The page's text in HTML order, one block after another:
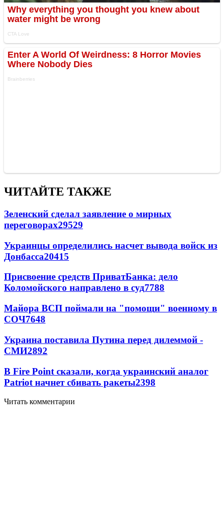
ЧИТАЙТЕ ТАКЖЕ
Зеленский сделал заявление о мирных
переговорах29529
Украинцы определились насчет вывода войск из
Донбасса20415
Присвоение средств ПриватБанка: дело
Коломойского направлено в суд7788
Майора ВСП поймали на "помощи" военному в
СОЧ7648
Украина поставила Путина перед дилеммой -
СМИ2892
В Fire Point сказали, когда украинский аналог
Patriot начнет сбивать ракеты2398
Читать комментарии